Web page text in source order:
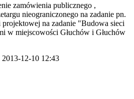
zamówienia publicznego ,
nieograniczonego na zadanie pn.
na zadanie "Budowa sieci
w miejscowości Głuchów i Głuchów
12-10 12:43